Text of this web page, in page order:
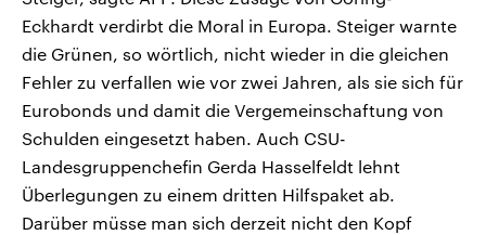
Eckhardt verdirbt die Moral in Europa. Steiger warnte
die Grünen, so wörtlich, nicht wieder in die gleichen
Fehler zu verfallen wie vor zwei Jahren, als sie sich für
Eurobonds und damit die Vergemeinschaftung von
Schulden eingesetzt haben. Auch CSU-
Landesgruppenchefin Gerda Hasselfeldt lehnt
Überlegungen zu einem dritten Hilfspaket ab.
Darüber müsse man sich derzeit nicht den Kopf